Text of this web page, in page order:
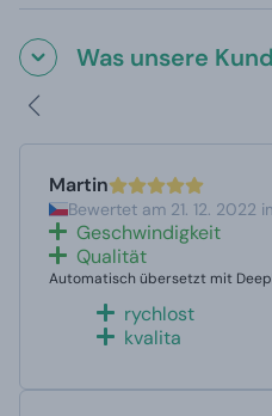
Was unsere
Martin
Bewertet am 21. 12. 2022
Geschwindigkeit
Qualität
Automatisch übersetzt mit
rychlost
kvalita